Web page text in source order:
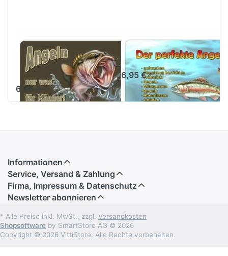
Frühstücksbrettchen
Angeln nur was
für Männer
6,95 € *
Angeltag
6,95 € *
Informationen
Service, Versand & Zahlung
Firma, Impressum & Datenschutz
Newsletter abonnieren
* Alle Preise inkl. MwSt., zzgl. Versandkosten
Shopsoftware by SmartStore AG © 2026
Copyright © 2026 VittiStore. Alle Rechte vorbehalten.